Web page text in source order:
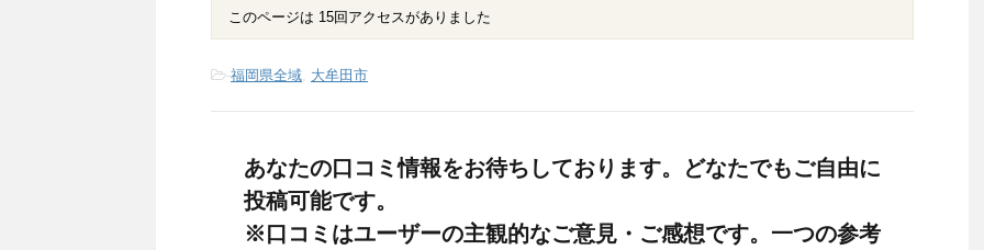
このページは 15回アクセスがありました
-福岡県全域, 大牟田市
あなたの口コミ情報をお待ちしております。どなたでもご自由に
投稿可能です。
※口コミはユーザーの主観的なご意見・ご感想です。一つの参考